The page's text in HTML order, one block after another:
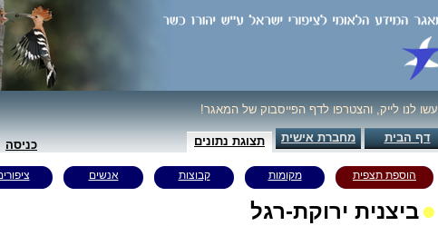
עשו לנו לייק, והצטרפו לדף הפייסבוק של המאגר!
דף הבית מחברת אישית תצוגת נתונים כניסה
הוספת תצפית מקומות קבוצות אנשים
ביצנית ירוקת-רגל